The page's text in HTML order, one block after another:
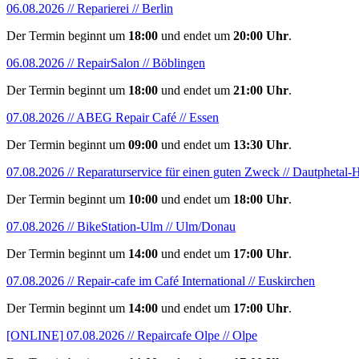
06.08.2026 // Reparierei // Berlin
Der Termin beginnt um 18:00 und endet um 20:00 Uhr.
06.08.2026 // RepairSalon // Böblingen
Der Termin beginnt um 18:00 und endet um 21:00 Uhr.
07.08.2026 // ABEG Repair Café // Essen
Der Termin beginnt um 09:00 und endet um 13:30 Uhr.
07.08.2026 // Reparaturservice für einen guten Zweck // Dautphetal-
Der Termin beginnt um 10:00 und endet um 18:00 Uhr.
07.08.2026 // BikeStation-Ulm // Ulm/Donau
Der Termin beginnt um 14:00 und endet um 17:00 Uhr.
07.08.2026 // Repair-cafe im Café International // Euskirchen
Der Termin beginnt um 14:00 und endet um 17:00 Uhr.
[ONLINE] 07.08.2026 // Repaircafe Olpe // Olpe